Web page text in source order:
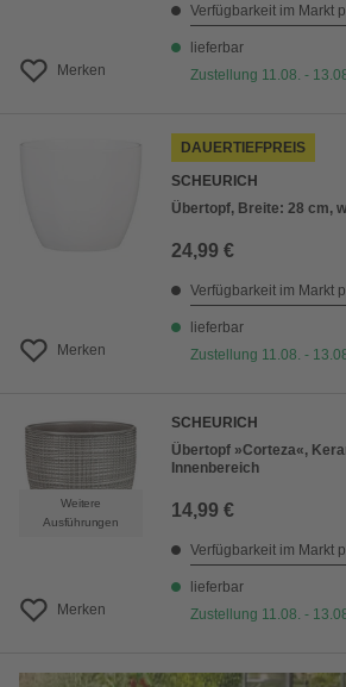
Merken
Verfügbarkeit im Markt
lieferbar
Zustellung 11.08. -
Merken
DAUERTIEFPREIS
SCHEURICH
Übertopf, Breite: 28 cm,
24,99 €
Verfügbarkeit im Markt
lieferbar
Zustellung 11.08. -
Weitere
Ausführungen
Merken
SCHEURICH
Übertopf »Corteza«,
Innenbereich
14,99 €
Verfügbarkeit im Markt
lieferbar
Zustellung 11.08. -